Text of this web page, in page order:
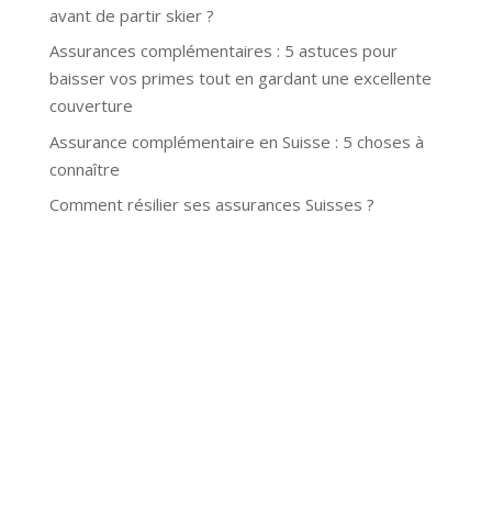
avant de partir skier ?
Assurances complémentaires : 5 astuces pour
baisser vos primes tout en gardant une excellente
couverture
Assurance complémentaire en Suisse : 5 choses à
connaître
Comment résilier ses assurances Suisses ?